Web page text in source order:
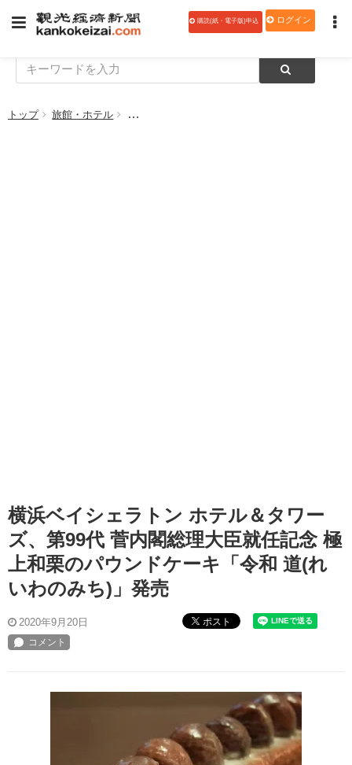
購読(紙・電子版)申込 ログイン
トップ 旅館・ホテル 横浜ベイシェラトン ホテル＆タワーズ、第99
​横浜ベイシェラトン ホテル＆タワー
ズ、第99代 菅内閣総理大臣就任記念 極
上和栗のパウンドケーキ「令和 道(れ
いわのみち)」発売
2020年9月20日 ポスト